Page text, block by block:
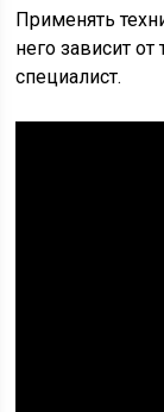
Применять
него зависит
специалист.